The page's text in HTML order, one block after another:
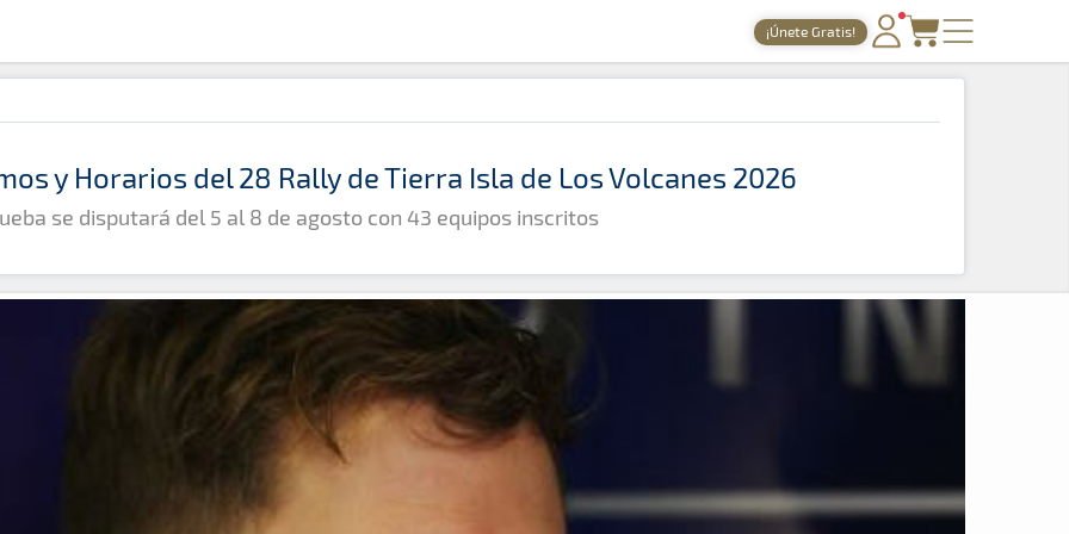
¡Únete Gratis!
PORTADA
TIEMPOS ONLINE
GALERÍAS
TIENDA
ARCHIVO
y Horarios del 28 Rally de Tierra Isla de Los Volcanes 2026
se disputará del 5 al 8 de agosto con 43 equipos inscritos